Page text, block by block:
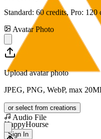
HappyHourse
Sign In
Standard: 60 credits, Pro: 120
Avatar Photo
Upload avatar photo
JPEG, PNG, WebP, max
or select from creations
Audio File